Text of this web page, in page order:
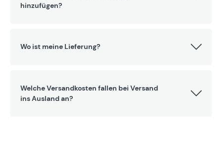
hinzufügen?
Wo ist meine Lieferung?
Welche Versandkosten fallen bei Versand
ins Ausland an?